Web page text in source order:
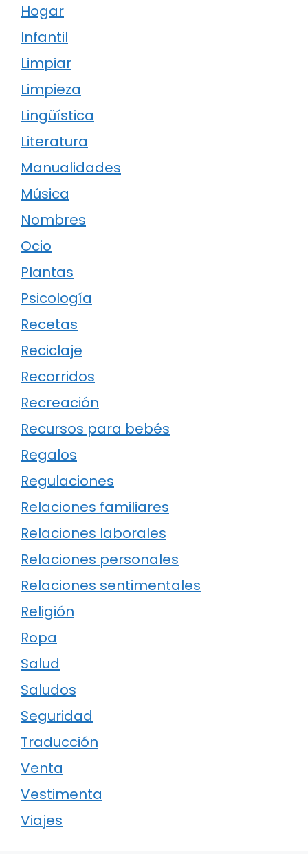
Hogar
Infantil
Limpiar
Limpieza
Lingüística
Literatura
Manualidades
Música
Nombres
Ocio
Plantas
Psicología
Recetas
Reciclaje
Recorridos
Recreación
Recursos para bebés
Regalos
Regulaciones
Relaciones familiares
Relaciones laborales
Relaciones personales
Relaciones sentimentales
Religión
Ropa
Salud
Saludos
Seguridad
Traducción
Venta
Vestimenta
Viajes